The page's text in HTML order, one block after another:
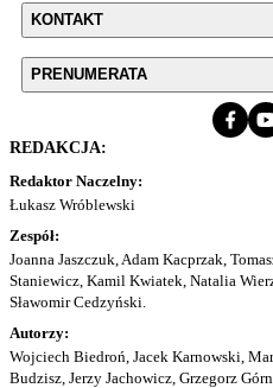
KONTAKT
PRENUMERATA
REDAKCJA:
Redaktor Naczelny:
Łukasz Wróblewski
Zespół:
Joanna Jaszczuk, Adam Kacprzak,
Staniewicz, Kamil Kwiatek, Natalia
Sławomir Cedzyński.
Autorzy:
Wojciech Biedroń, Jacek Karnowski,
Budzisz, Jerzy Jachowicz, Grzegorz